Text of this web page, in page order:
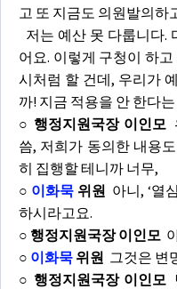
고 또 지금도 의원발의하
저는 예산 못 다룹니다.
어요. 이렇게 구청이 하
시처럼 할 건데, 우리가
까! 지금 적용을 안 한다
○ 행정지원국장 이인모
씀, 저희가 동의한 내용
히 집행할 테니까 너무,
○ 이화묵 위원 아니, ‘열
하시라고요.
○ 행정지원국장 이인모
○ 이화묵 위원 그것은 변
○ 행정지원국장 이인모